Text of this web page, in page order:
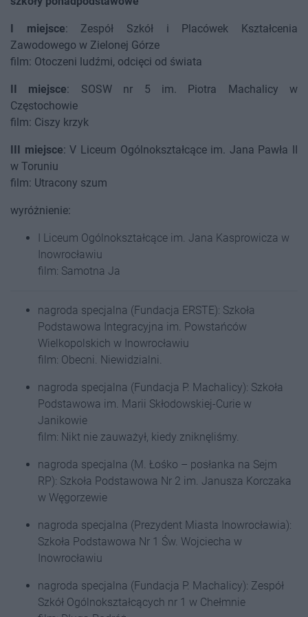
I miejsce: Zespół Szkół i Placówek Kształcenia
Zawodowego w Zielonej Górze
film: Otoczeni ludźmi, odcięci od świata
II miejsce: SOSW nr 5 im. Piotra Machalicy w
Częstochowie
film: Ciszy krzyk
III miejsce: V Liceum Ogólnokształcące im. Jana Pawła II
w Toruniu
film: Utracony szum
wyróżnienie:
I Liceum Ogólnokształcące im. Jana Kasprowicza w
Inowrocławiu
film: Samotna Ja
nagroda specjalna (Fundacja ERSTE): Szkoła
Podstawowa Integracyjna im. Powstańców
Wielkopolskich w Inowrocławiu
film: Obecni. Niewidzialni.
nagroda specjalna (Fundacja P. Machalicy): Szkoła
Podstawowa im. Marii Skłodowskiej-Curie w
Janikowie
film: Nikt nie zauważył, kiedy zniknęliśmy.
nagroda specjalna (M. Łośko – posłanka na Sejm
RP): Szkoła Podstawowa Nr 2 im. Janusza Korczaka
w Węgorzewie
nagroda specjalna (Prezydent Miasta Inowrocławia):
Szkoła Podstawowa Nr 1 Św. Wojciecha w
Inowrocławiu
nagroda specjalna (Fundacja P. Machalicy): Zespół
Szkół Ogólnokształcących nr 1 w Chełmnie